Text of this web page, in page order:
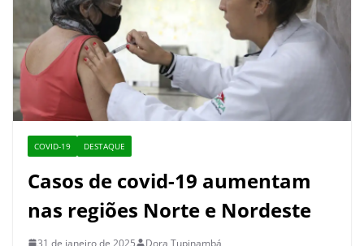
COVID-19 DESTAQUE
Casos de covid-19 aumentam
nas regiões Norte e Nordeste
31 de janeiro de 2025 Dora Tupinambá